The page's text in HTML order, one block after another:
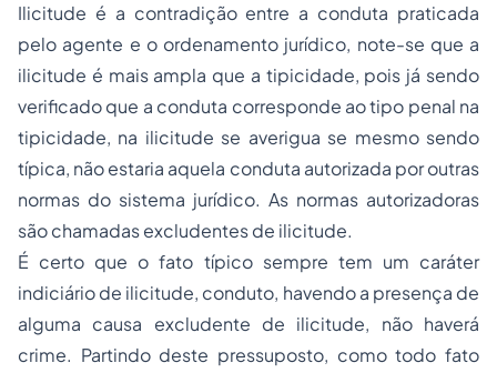
Ilicitude é a contradição entre a conduta praticada
pelo agente e o ordenamento jurídico, note-se que a
ilicitude é mais ampla que a tipicidade, pois já sendo
verificado que a conduta corresponde ao tipo penal na
tipicidade, na ilicitude se averigua se mesmo sendo
típica, não estaria aquela conduta autorizada por outras
normas do sistema jurídico. As normas autorizadoras
são chamadas excludentes de ilicitude.
É certo que o fato típico sempre tem um caráter
indiciário de ilicitude, conduto, havendo a presença de
alguma causa excludente de ilicitude, não haverá
crime. Partindo deste pressuposto, como todo fato